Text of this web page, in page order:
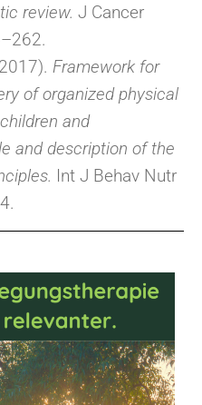
review. J Cancer
Framework for
of organized physical
and
and description of the
Int J Behav Nutr